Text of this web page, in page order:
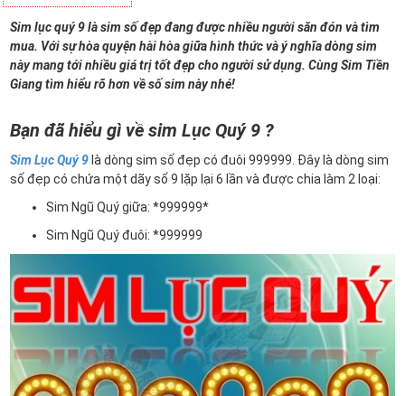
Sim lục quý 9 là sim số đẹp đang được nhiều người săn đón và tìm
mua. Với sự hòa quyện hài hòa giữa hình thức và ý nghĩa dòng sim
này mang tới nhiều giá trị tốt đẹp cho người sử dụng. Cùng Sim Tiền
Giang tìm hiểu rõ hơn về số sim này nhé!
Bạn đã hiểu gì về sim Lục Quý 9 ?
Sim Lục Quý 9 là dòng sim số đẹp có đuôi 999999. Đây là dòng sim
số đẹp có chứa một dãy số 9 lặp lại 6 lần và được chia làm 2 loại:
Sim Ngũ Quý giữa: *999999*
Sim Ngũ Quý đuôi: *999999